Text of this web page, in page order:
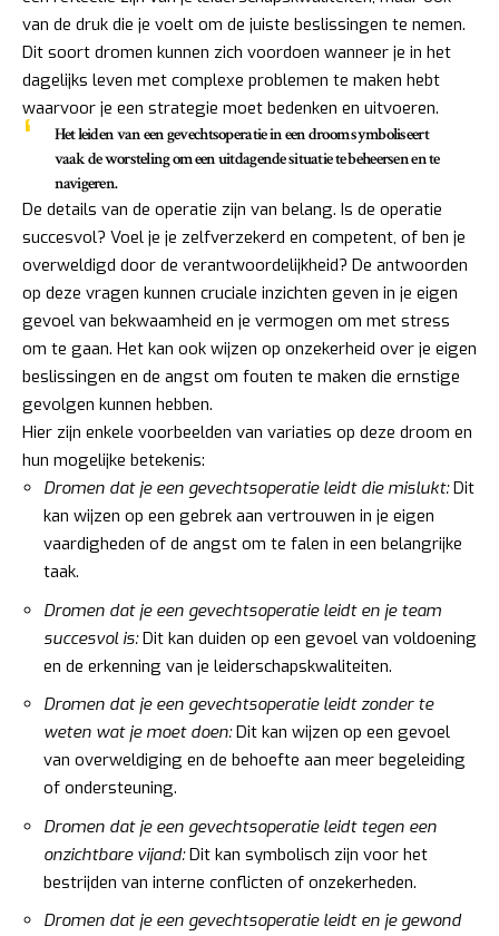
van de druk die je voelt om de juiste beslissingen te nemen.
Dit soort dromen kunnen zich voordoen wanneer je in het
dagelijks leven met complexe problemen te maken hebt
waarvoor je een strategie moet bedenken en uitvoeren.
Het leiden van een gevechtsoperatie in een droom symboliseert
vaak de worsteling om een uitdagende situatie te beheersen en te
navigeren.
De details van de operatie zijn van belang. Is de operatie
succesvol? Voel je je zelfverzekerd en competent, of ben je
overweldigd door de verantwoordelijkheid? De antwoorden
op deze vragen kunnen cruciale inzichten geven in je eigen
gevoel van bekwaamheid en je vermogen om met stress
om te gaan. Het kan ook wijzen op onzekerheid over je eigen
beslissingen en de angst om fouten te maken die ernstige
gevolgen kunnen hebben.
Hier zijn enkele voorbeelden van variaties op deze droom en
hun mogelijke betekenis:
Dromen dat je een gevechtsoperatie leidt die mislukt:Dit
kan wijzen op een gebrek aan vertrouwen in je eigen
vaardigheden of de angst om te falen in een belangrijke
taak.
Dromen dat je een gevechtsoperatie leidt en je team
succesvol is:Dit kan duiden op een gevoel van voldoening
en de erkenning van je leiderschapskwaliteiten.
Dromen dat je een gevechtsoperatie leidt zonder te
weten wat je moet doen:Dit kan wijzen op een gevoel
van overweldiging en de behoefte aan meer begeleiding
of ondersteuning.
Dromen dat je een gevechtsoperatie leidt tegen een
onzichtbare vijand:Dit kan symbolisch zijn voor het
bestrijden van interne conflicten of onzekerheden.
Dromen dat je een gevechtsoperatie leidt en je gewond